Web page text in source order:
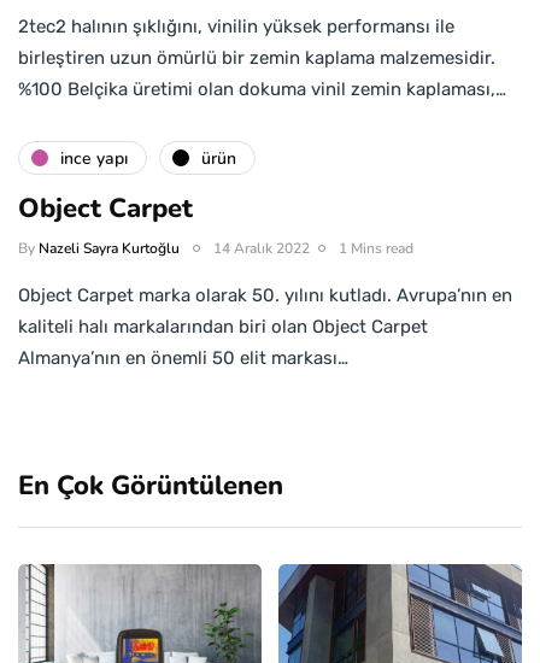
2tec2 halının şıklığını, vinilin yüksek performansı ile
birleştiren uzun ömürlü bir zemin kaplama malzemesidir.
%100 Belçika üretimi olan dokuma vinil zemin kaplaması,…
i̇nce yapı ürün
Object Carpet
By Nazeli Sayra Kurtoğlu 14 Aralık 2022 1 Mins read
Object Carpet marka olarak 50. yılını kutladı. Avrupa’nın en
kaliteli halı markalarından biri olan Object Carpet
Almanya’nın en önemli 50 elit markası…
En Çok Görüntülenen